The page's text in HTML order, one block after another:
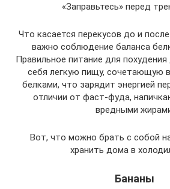
«Заправьтесь» перед
Что касается перекусов до и
важно соблюдение баланса
Правильное питание для
себя легкую пищу, сочетающую
белками, что зарядит энергией
отличии от фаст-фуда,
вредными
Вот, что можно брать с собой
хранить дома в
Бананы